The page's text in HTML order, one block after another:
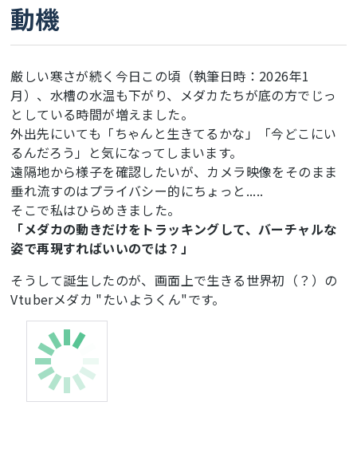
動機
厳しい寒さが続く今日この頃（執筆日時：2026年1
月）、水槽の水温も下がり、メダカたちが底の方でじっ
としている時間が増えました。
外出先にいても「ちゃんと生きてるかな」「今どこにい
るんだろう」と気になってしまいます。
遠隔地から様子を確認したいが、カメラ映像をそのまま
垂れ流すのはプライバシー的にちょっと.....
そこで私はひらめきました。
「メダカの動きだけをトラッキングして、バーチャルな
姿で再現すればいいのでは？」
そうして誕生したのが、画面上で生きる世界初（？）の
Vtuberメダカ "たいようくん"です。